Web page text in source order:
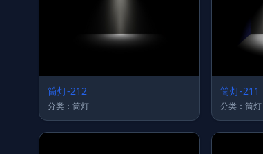
筒灯-212
分类：筒灯
筒灯-211
分类：筒灯